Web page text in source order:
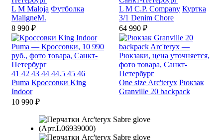
L M Maloja Футболка
MaligneM.
8 990 ₽
L M C.P. Company Куртка
3/1 Denim Chore
64 990 ₽
41 42 43 44 44.5 45 46
Puma Кроссовки King
Indoor
10 990 ₽
One size Arc'teryx Рюкзак
Granville 20 backpack